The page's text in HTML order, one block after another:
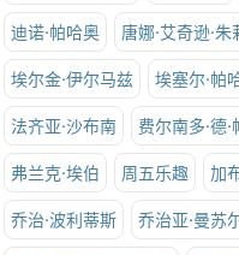
迪诺·帕哈奥 唐娜·艾奇逊·朱
埃尔金·伊尔马兹 埃塞尔·帕
法齐亚·沙布南 费尔南多·德
弗兰克·埃伯 周五乐趣 加
乔治·波利蒂斯 乔治亚·曼苏